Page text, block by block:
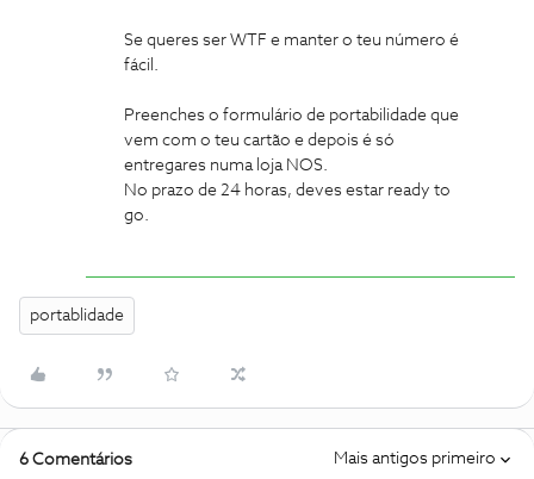
Se queres ser WTF e manter o teu número é
fácil.
Preenches o formulário de portabilidade que
vem com o teu cartão e depois é só
entregares numa loja NOS.
No prazo de 24 horas, deves estar ready to
go.
portablidade
6 Comentários Mais antigos primeiro